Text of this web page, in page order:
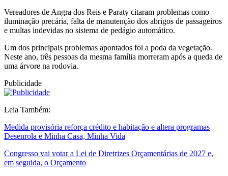
Vereadores de Angra dos Reis e Paraty citaram problemas como
iluminação precária, falta de manutenção dos abrigos de passageiros
e multas indevidas no sistema de pedágio automático.
Um dos principais problemas apontados foi a poda da vegetação.
Neste ano, três pessoas da mesma família morreram após a queda de
uma árvore na rodovia.
Publicidade
Leia Também:
Medida provisória reforça crédito e habitação e altera programas
Desenrola e Minha Casa, Minha Vida
Congresso vai votar a Lei de Diretrizes Orçamentárias de 2027 e,
em seguida, o Orçamento